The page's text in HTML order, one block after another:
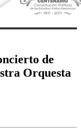
de
Orquesta